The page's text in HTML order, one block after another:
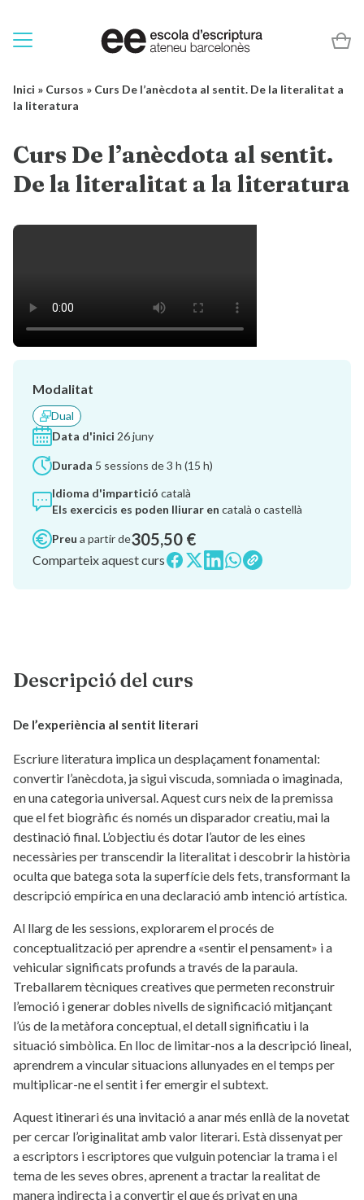
Inici » Cursos » Curs De l’anècdota al sentit. De la literalitat a
la literatura
Curs De l’anècdota al sentit.
De la literalitat a la literatura
Modalitat
Dual
Data d'inici 26 juny
Durada 5 sessions de 3 h (15 h)
Idioma d'impartició català
Els exercicis es poden lliurar en català o castellà
Preu a partir de305,50 €
Comparteix aquest curs
Descripció del curs
De l’experiència al sentit literari
Escriure literatura implica un desplaçament fonamental:
convertir l’anècdota, ja sigui viscuda, somniada o imaginada,
en una categoria universal. Aquest curs neix de la premissa
que el fet biogràfic és només un disparador creatiu, mai la
destinació final. L’objectiu és dotar l’autor de les eines
necessàries per transcendir la literalitat i descobrir la història
oculta que batega sota la superfície dels fets, transformant la
descripció empírica en una declaració amb intenció artística.
Al llarg de les sessions, explorarem el procés de
conceptualització per aprendre a «sentir el pensament» i a
vehicular significats profunds a través de la paraula.
Treballarem tècniques creatives que permeten reconstruir
l’emoció i generar dobles nivells de significació mitjançant
l’ús de la metàfora conceptual, el detall significatiu i la
situació simbòlica. En lloc de limitar-nos a la descripció lineal,
aprendrem a vincular situacions allunyades en el temps per
multiplicar-ne el sentit i fer emergir el subtext.
Aquest itinerari és una invitació a anar més enllà de la novetat
per cercar l’originalitat amb valor literari. Està dissenyat per
a escriptors i escriptores que vulguin potenciar la trama i el
tema de les seves obres, aprenent a tractar la realitat de
manera indirecta i a convertir el que és privat en una